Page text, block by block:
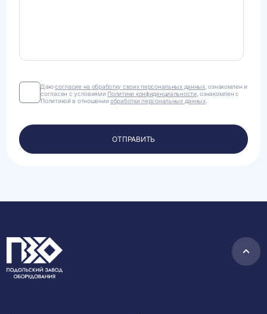
Даю
согласие
на
своих
персональных
данных.
Даюсогласие на обработку своих персональных данных, ознакомлен и
согласен с условиями Политики конфиденциальности , ознакомлен с
Политикой в отношенииобработки персональных данных.
ОТПРАВИТЬ
в